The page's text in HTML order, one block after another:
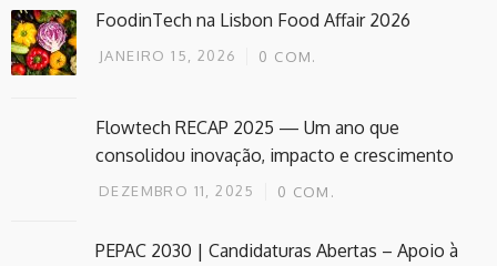
FoodinTech na Lisbon Food Affair 2026
JANEIRO 15, 2026 0 COM.
Flowtech RECAP 2025 — Um ano que
consolidou inovação, impacto e crescimento
DEZEMBRO 11, 2025 0 COM.
PEPAC 2030 | Candidaturas Abertas – Apoio à